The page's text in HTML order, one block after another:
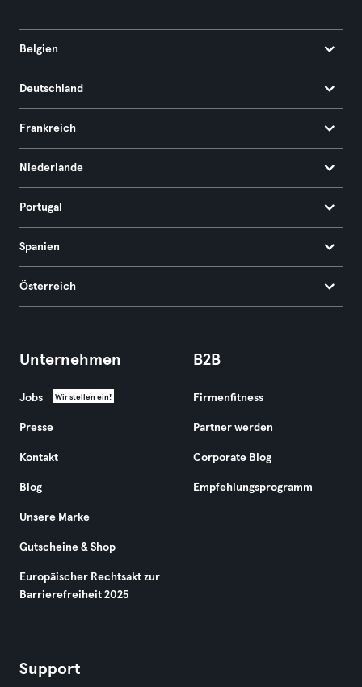
Belgien
Deutschland
Frankreich
Niederlande
Portugal
Spanien
Österreich
Unternehmen
Jobs Wir stellen ein!
Presse
Kontakt
Blog
Unsere Marke
Gutscheine & Shop
Europäischer Rechtsakt zur
Barrierefreiheit 2025
B2B
Firmenfitness
Partner werden
Corporate Blog
Empfehlungsprogramm
Support